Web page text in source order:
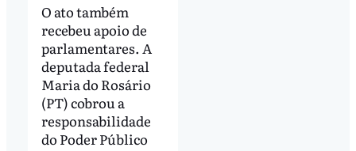
O ato também
recebeu apoio de
parlamentares. A
deputada federal
Maria do Rosário
(PT) cobrou a
responsabilidade
do Poder Público